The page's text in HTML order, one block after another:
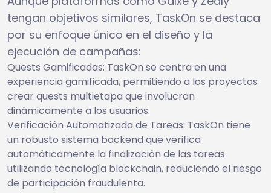
tengan objetivos similares, TaskOn se destaca
por su enfoque único en el diseño y la
ejecución de campañas:
Quests Gamificadas: TaskOn se centra en una
experiencia gamificada, permitiendo a los proyectos
crear quests multietapa que involucran
dinámicamente a los usuarios.
Verificación Automatizada de Tareas: TaskOn tiene
un robusto sistema backend que verifica
automáticamente la finalización de las tareas
utilizando tecnología blockchain, reduciendo el riesgo
de participación fraudulenta.